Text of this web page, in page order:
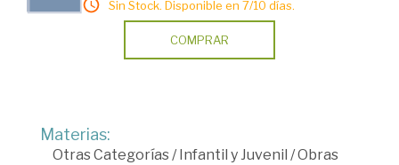
Sin Stock. Disponible en 7/10 días.
COMPRAR
Materias:
Otras Categorías/Infantil y Juvenil /Obras